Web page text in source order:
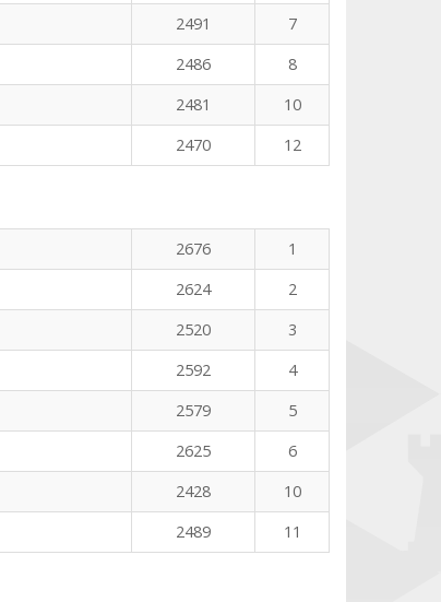
2491
7
2486
8
2481
10
2470 12
2676
1
2624
2
2520
3
2592
4
2579
5
2625
6
2428
10
2489 11